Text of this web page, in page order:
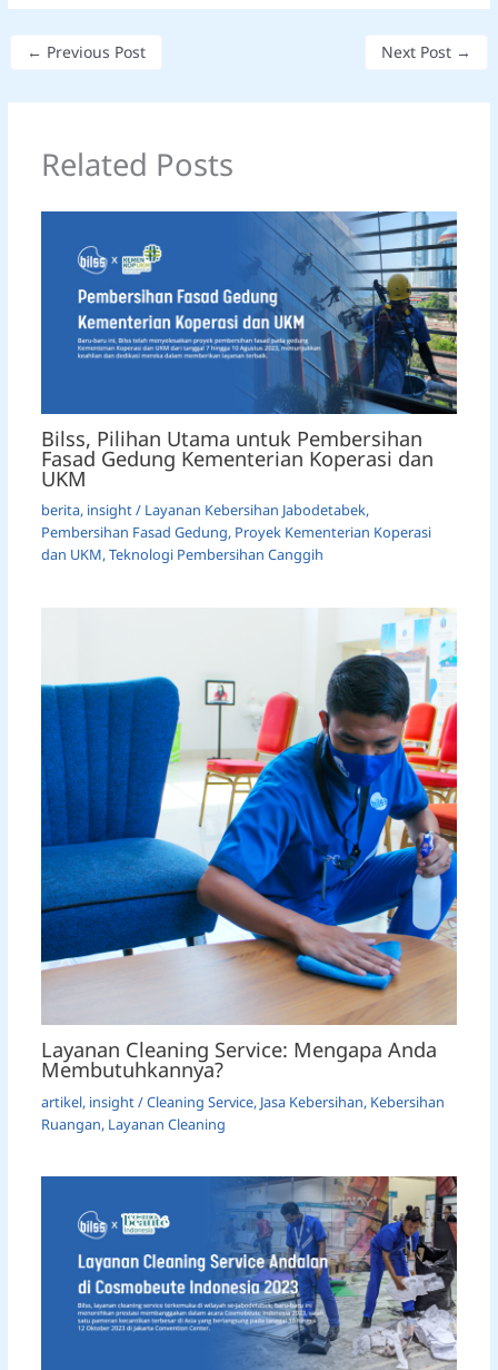
← Previous Post Next Post →
Related Posts
Bilss, Pilihan Utama untuk Pembersihan
Fasad Gedung Kementerian Koperasi dan
UKM
berita, insight/ Layanan Kebersihan Jabodetabek,
Pembersihan Fasad Gedung, Proyek Kementerian Koperasi
dan UKM,Teknologi Pembersihan Canggih
Layanan Cleaning Service: Mengapa Anda
Membutuhkannya?
artikel, insight/Cleaning Service, Jasa Kebersihan, Kebersihan
Ruangan, Layanan Cleaning